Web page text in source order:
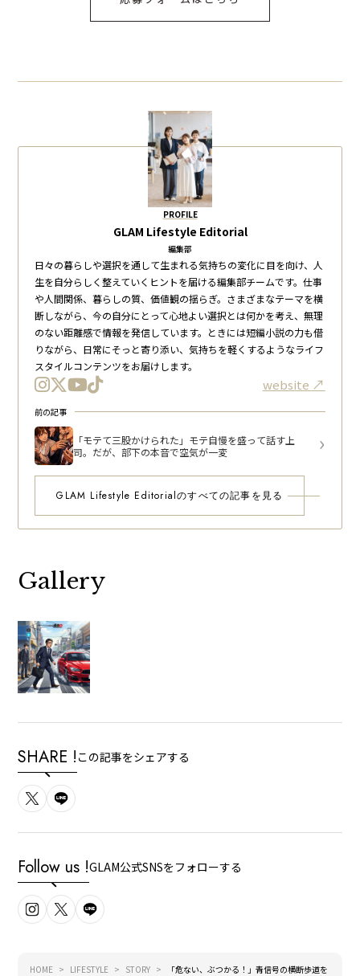
PROFILE
GLAM Lifestyle Editorial
編集部
日々の暮らしや選択を通して生まれる気持ちの変化に目を向け、人
生を自分らしく整えていくヒントを届ける編集部チームです。仕事
や人間関係、暮らしの質、価値観の揺らぎ。さまざまなテーマを横
断しながら、今の自分にとって心地よい選択とは何かを考え、無理
のない距離感で情報を発信しています。ときには短編小説の力も借
りながら、日常にそっと寄り添い、気持ちを軽くするようなライフ
スタイルコンテンツをお届けします。
website
前の記事
「モテて三股かけられた」モテ自慢を盛って話す上
司。だが、部下の本音で空気が一変
GLAM Lifestyle Editorialのすべての記事を見る
Gallery
SHARE ! この記事をシェアする
Follow us !GLAM公式SNSをフォローする
HOME LIFESTYLE STORY
「危ない、ぶつかる！」青信号の横断歩道を